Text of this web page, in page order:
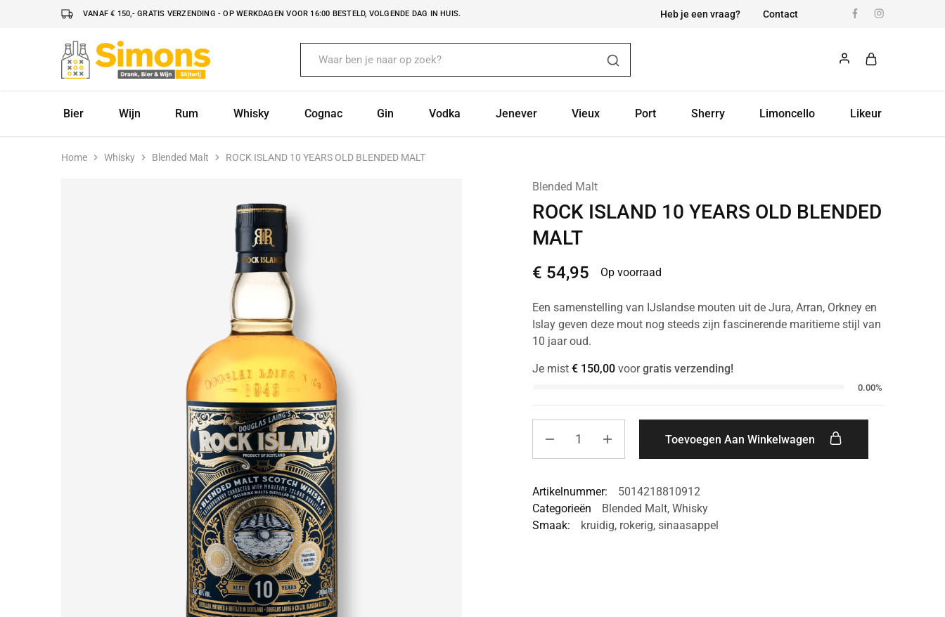
VANAF € 150,- GRATIS VERZENDING - OP WERKDAGEN VOOR 16:00 BESTELD, VOLGENDE DAG IN HUIS. Heb je een vraag? Contact
Simonsdrank.nl
Drank,
Bier
Bier
Wijn Rum Whisky Cognac Gin Vodka Jenever Vieux Port Sherry Limoncello Likeur
Home Whisky Blended Malt ROCK ISLAND 10 YEARS OLD BLENDED MALT
Blended Malt
ROCK ISLAND 10 YEARS OLD BLENDED
MALT
€ 54,95 Op voorraad
Een samenstelling van IJslandse mouten uit de Jura, Arran, Orkney en
Islay geven deze mout nog steeds zijn fascinerende maritieme stijl van
10 jaar oud.
Je mist €150,00voorgratis verzending!
0.00%
Toevoegen Aan Winkelwagen
Artikelnummer:
5014218810912
Categorieën
Blended Malt, Whisky
Smaak:
kruidig, rokerig, sinaasappel